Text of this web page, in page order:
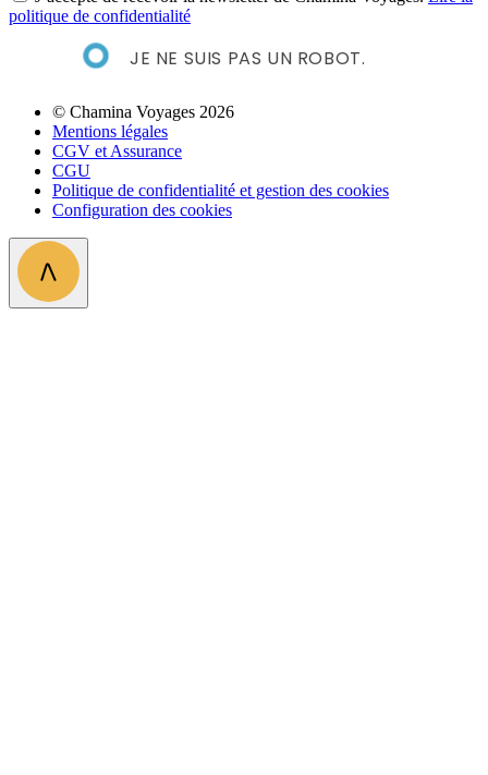
politique de confidentialité
JE NE SUIS PAS UN ROBOT.
© Chamina Voyages 2026
Mentions légales
CGV et Assurance
CGU
Politique de confidentialité et gestion des cookies
Configuration des cookies